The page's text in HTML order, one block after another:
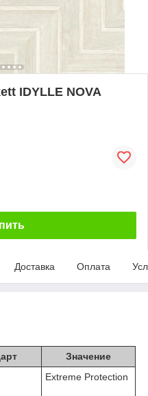
IDYLLE NOVA
Доставка Оплата
Значение
Extreme Protection